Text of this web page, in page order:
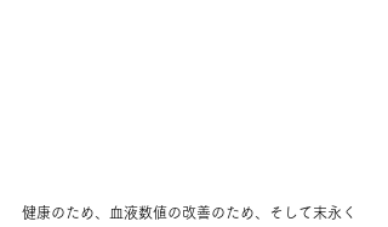
健康のため、血液数値の改善のため、そして末永く